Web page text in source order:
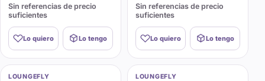
Sin referencias de precio
suficientes
Lo quiero Lo tengo
Sin referencias de precio
suficientes
Lo quiero Lo tengo
LOUNGEFLY LOUNGEFLY